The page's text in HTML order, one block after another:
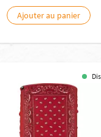
Ajouter au panier